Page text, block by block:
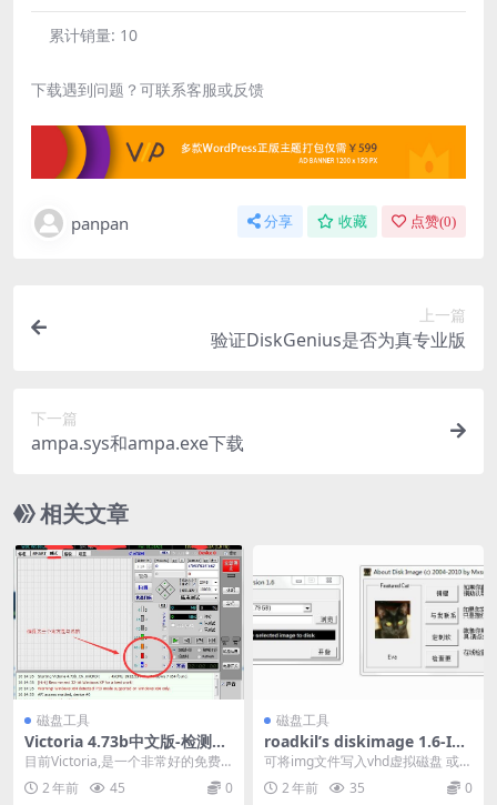
累计销量: 10
下载遇到问题？可联系客服或反馈
panpan 分享 收藏 点赞(0)
上一篇
验证DiskGenius是否为真专业版
下一篇
ampa.sys和ampa.exe下载
相关文章
磁盘工具
Victoria 4.73b中文版-检测修
复硬盘坏道工具
目前Victoria,是一个非常好的免费
修复硬盘坏道的工具。具有扫描坏
道、硬盘解...
2 年前 45 0
磁盘工具
roadkil’s diskimage 1.6-IM
G写盘工具
可将img文件写入vhd虚拟磁盘 或将
磁盘写入img文件 IMG写盘工具 ht
t... 2 年前 35 0